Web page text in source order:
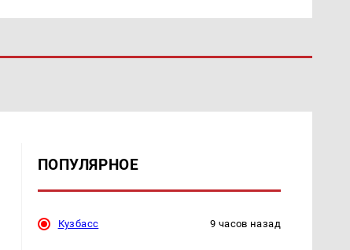
ПОПУЛЯРНОЕ
Кузбасс 9 часов назад